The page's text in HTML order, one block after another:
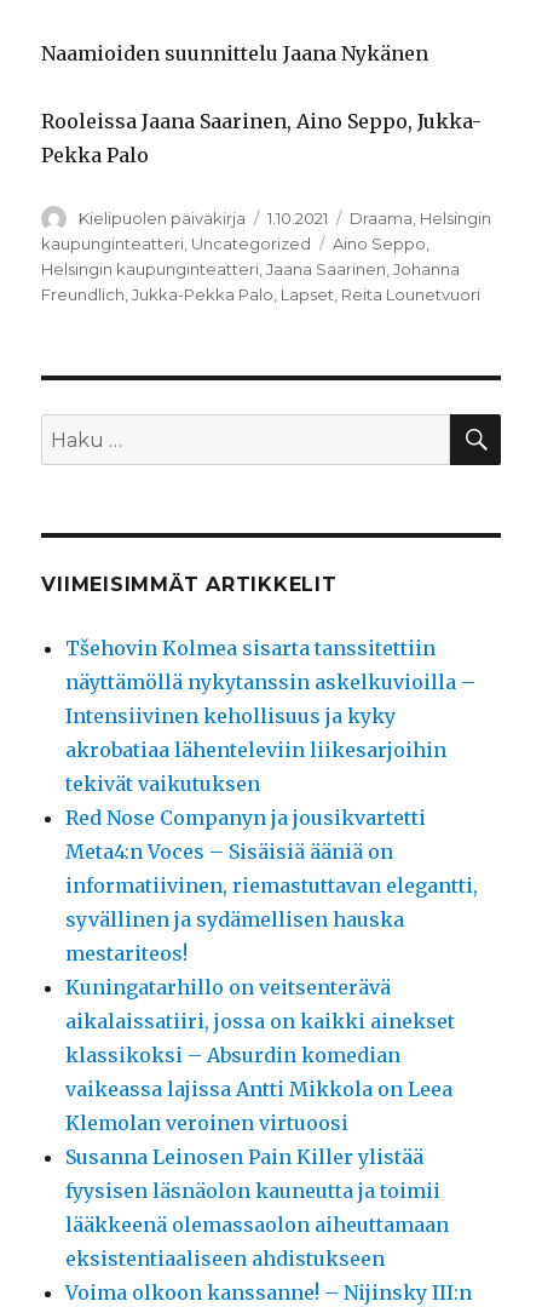
Naamioiden suunnittelu Jaana Nykänen
Rooleissa Jaana Saarinen, Aino Seppo, Jukka-
Pekka Palo
Kirjoittaja
Kielipuolen päiväkirja Julkaistu
1.10.2021 Kategoriat
Draama Helsingin
kaupunginteatteri Uncategorized Avainsanat
Aino Seppo
Helsingin kaupunginteatteri ,Jaana Saarinen ,Johanna
Freundlich ,Jukka-Pekka Palo Lapset Reita Lounetvuori
Etsi:
VIIMEISIMMÄT ARTIKKELIT
Tšehovin Kolmea sisarta tanssitettiin
näyttämöllä nykytanssin askelkuvioilla –
Intensiivinen kehollisuus ja kyky
akrobatiaa lähenteleviin liikesarjoihin
tekivät vaikutuksen
Red Nose Companyn ja jousikvartetti
Meta4:n Voces – Sisäisiä ääniä on
informatiivinen, riemastuttavan elegantti,
syvällinen ja sydämellisen hauska
mestariteos!
Kuningatarhillo on veitsenterävä
aikalaissatiiri, jossa on kaikki ainekset
klassikoksi – Absurdin komedian
vaikeassa lajissa Antti Mikkola on Leea
Klemolan veroinen virtuoosi
Susanna Leinosen Pain Killer ylistää
fyysisen läsnäolon kauneutta ja toimii
lääkkeenä olemassaolon aiheuttamaan
eksistentiaaliseen ahdistukseen
Voima olkoon kanssanne! – Nijinsky III:n